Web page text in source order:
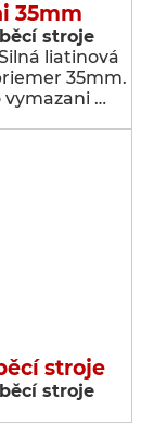
35mm
stroje
liatinová
35mm.
vymazani …
stroje
stroje